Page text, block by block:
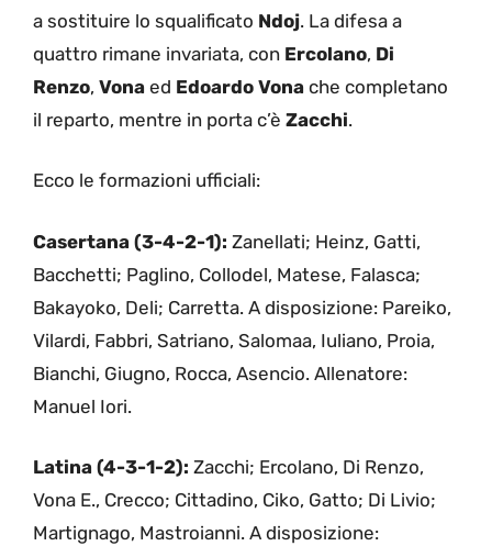
a sostituire lo squalificato Ndoj. La difesa a
quattro rimane invariata, con Ercolano, Di
Renzo, Vona ed Edoardo Vona che completano
il reparto, mentre in porta c’è Zacchi.
Ecco le formazioni ufficiali:
Casertana (3-4-2-1): Zanellati; Heinz, Gatti,
Bacchetti; Paglino, Collodel, Matese, Falasca;
Bakayoko, Deli; Carretta. A disposizione: Pareiko,
Vilardi, Fabbri, Satriano, Salomaa, Iuliano, Proia,
Bianchi, Giugno, Rocca, Asencio. Allenatore:
Manuel Iori.
Latina (4-3-1-2): Zacchi; Ercolano, Di Renzo,
Vona E., Crecco; Cittadino, Ciko, Gatto; Di Livio;
Martignago, Mastroianni. A disposizione: